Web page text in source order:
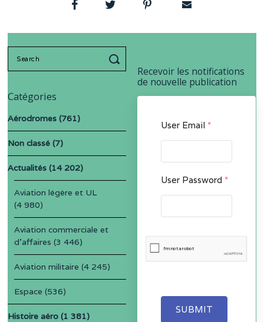
Recevoir les notifications
de nouvelle publication
User Email *
User Password *
SUBMIT
Catégories
Aérodromes (761)
Non classé (7)
Actualités (14 202)
Aviation légère et UL
(4 980)
Aviation commerciale et
d'affaires (3 446)
Aviation militaire (4 245)
Espace (536)
Histoire aéro (1 381)